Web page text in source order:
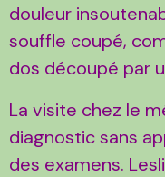
douleur
souffle coupé,
dos découpé par
La visite chez le
diagnostic sans
des examens.